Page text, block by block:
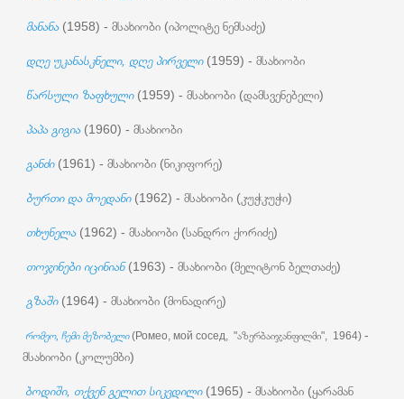
მანანა(1958) - მსახიობი (იპოლიტე ნემსაძე)
დღე უკანასკნელი, დღე პირველი(1959) - მსახიობი
წარსული ზაფხული(1959) - მსახიობი (დამსვენებელი)
პაპა გიგია(1960) - მსახიობი
განძი(1961) - მსახიობი (ნიკიფორე)
ბურთი და მოედანი(1962) - მსახიობი (კუჭკუჭი)
თხუნელა(1962) - მსახიობი (სანდრო ქორიძე)
თოჯინები იცინიან(1963) - მსახიობი (მელიტონ ბელთაძე)
გზაში (1964) - მსახიობი (მონადირე)
რომეო, ჩემი მეზობელი(Ромео, мой сосед, "აზერბაიჯანფილმი", 1964) -
მსახიობი (კოლუმბი)
ბოდიში, თქვენ გელით სიკვდილი(1965) - მსახიობი (ყარამან